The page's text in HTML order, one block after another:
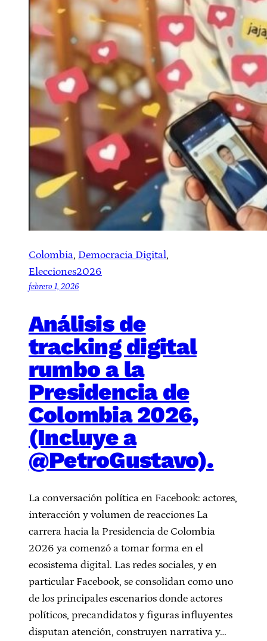
Colombia, Democracia Digital
Elecciones2026
febrero 1, 2026
Análisis de
tracking digital
rumbo a la
Presidencia de
Colombia 2026,
(Incluye a
@PetroGustavo).
La conversación política en Facebook: actores,
interacción y volumen de reacciones La
carrera hacia la Presidencia de Colombia
2026 ya comenzó a tomar forma en el
ecosistema digital. Las redes sociales, y en
particular Facebook, se consolidan como uno
de los principales escenarios donde actores
políticos, precandidatos y figuras influyentes
disputan atención, construyen narrativa y…